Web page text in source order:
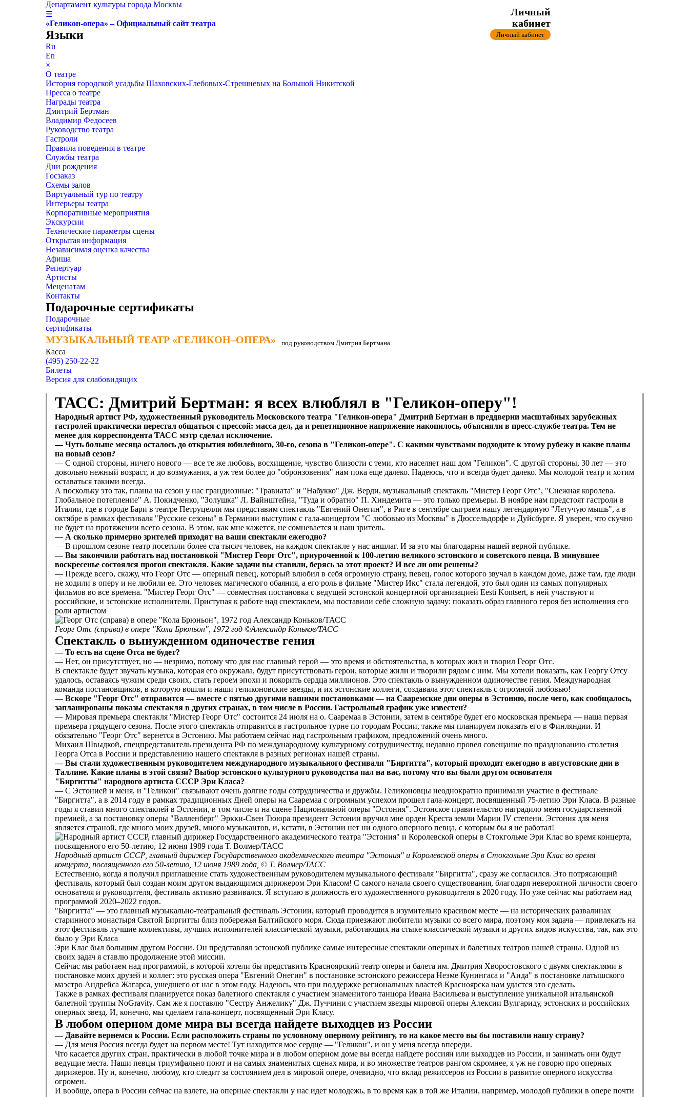
Департамент культуры города Москвы
☰
«Геликон-опера» – Официальный сайт театра
Языки
Ru
En
×
О театре
История городской усадьбы Шаховских-Глебовых-Стрешневых на Большой Никитской
Пресса о театре
Награды театра
Дмитрий Бертман
Владимир Федосеев
Руководство театра
Гастроли
Правила поведения в театре
Службы театра
Дни рождения
Госзаказ
Схемы залов
Виртуальный тур по театру
Интерьеры театра
Корпоративные мероприятия
Экскурсии
Технические параметры сцены
Открытая информация
Независимая оценка качества
Афиша
Репертуар
Артисты
Меценатам
Контакты
Подарочные сертификаты
Подарочные
сертификаты
МУЗЫКАЛЬНЫЙ ТЕАТР «ГЕЛИКОН–ОПЕРА»
МУЗЫКАЛЬНЫЙ ТЕАТР «ГЕЛИКОН–ОПЕРА» под руководством Дмитрия Бертмана
Касса
(495) 250-22-22
Личный
кабинет
Личный кабинет
Билеты
Версия для слабовидящих
ТАСС: Дмитрий Бертман: я всех влюблял в "Геликон-оперу"!
Народный артист РФ, художественный руководитель Московского театра "Геликон-опера" Дмитрий Бертман в преддверии масштабных зарубежных
гастролей практически перестал общаться с прессой: масса дел, да и репетиционное напряжение накопилось, объясняли в пресс-службе театра. Тем не
менее для корреспондента ТАСС мэтр сделал исключение.
— Чуть больше месяца осталось до открытия юбилейного, 30-го, сезона в "Геликон-опере". С какими чувствами подходите к этому рубежу и какие планы
на новый сезон?
— С одной стороны, ничего нового — все те же любовь, восхищение, чувство близости с теми, кто населяет наш дом "Геликон". С другой стороны, 30 лет — это
довольно нежный возраст, и до возмужания, а уж тем более до "обронзовения" нам пока еще далеко. Надеюсь, что и всегда будет далеко. Мы молодой театр и хотим
оставаться такими всегда.
А поскольку это так, планы на сезон у нас грандиозные: "Травиата" и "Набукко" Дж. Верди, музыкальный спектакль "Мистер Георг Отс", "Снежная королева.
Глобальное потепление" А. Покидченко, "Золушка" Л. Вайнштейна, "Туда и обратно" П. Хиндемита — это только премьеры. В ноябре нам предстоят гастроли в
Италии, где в городе Бари в театре Петруцелли мы представим спектакль "Евгений Онегин", в Риге в сентябре сыграем нашу легендарную "Летучую мышь", а в
октябре в рамках фестиваля "Русские сезоны" в Германии выступим с гала-концертом "С любовью из Москвы" в Дюссельдорфе и Дуйсбурге. Я уверен, что скучно
не будет на протяжении всего сезона. В этом, как мне кажется, не сомневается и наш зритель.
— А сколько примерно зрителей приходят на ваши спектакли ежегодно?
— В прошлом сезоне театр посетили более ста тысяч человек, на каждом спектакле у нас аншлаг. И за это мы благодарны нашей верной публике.
— Вы закончили работать над постановкой "Мистер Георг Отс", приуроченной к 100-летию великого эстонского и советского певца. В минувшее
воскресенье состоялся прогон спектакля. Какие задачи вы ставили, берясь за этот проект? И все ли они решены?
— Прежде всего, скажу, что Георг Отс — оперный певец, который влюбил в себя огромную страну, певец, голос которого звучал в каждом доме, даже там, где люди
не ходили в оперу и не любили ее. Это человек магического обаяния, а его роль в фильме "Мистер Икс" стала легендой, это был один из самых популярных
фильмов во все времена. "Мистер Георг Отс" — совместная постановка с ведущей эстонской концертной организацией Eesti Kontsert, в ней участвуют и
российские, и эстонские исполнители. Приступая к работе над спектаклем, мы поставили себе сложную задачу: показать образ главного героя без исполнения его
роли артистом
Георг Отс (справа) в опере "Кола Брюньон", 1972 год ©Александр Коньков/ТАСС
Спектакль о вынужденном одиночестве гения
— То есть на сцене Отса не будет?
— Нет, он присутствует, но — незримо, потому что для нас главный герой — это время и обстоятельства, в которых жил и творил Георг Отс.
В спектакле будет звучать музыка, которая его окружала, будут присутствовать герои, которые жили и творили рядом с ним. Мы хотели показать, как Георгу Отсу
удалось, оставаясь чужим среди своих, стать героем эпохи и покорить сердца миллионов. Это спектакль о вынужденном одиночестве гения. Международная
команда постановщиков, в которую вошли и наши геликоновские звезды, и их эстонские коллеги, создавала этот спектакль с огромной любовью!
— Вскоре "Георг Отс" отправится — вместе с пятью другими вашими постановками — на Сааремские дни оперы в Эстонию, после чего, как сообщалось,
запланированы показы спектакля в других странах, в том числе в России. Гастрольный график уже известен?
— Мировая премьера спектакля "Мистер Георг Отс" состоится 24 июля на о. Сааремаа в Эстонии, затем в сентябре будет его московская премьера — наша первая
премьера грядущего сезона. После этого спектакль отправится в гастрольное турне по городам России, также мы планируем показать его в Финляндии. И
обязательно "Георг Отс" вернется в Эстонию. Мы работаем сейчас над гастрольным графиком, предложений очень много.
Михаил Швыдкой, спецпредставитель президента РФ по международному культурному сотрудничеству, недавно провел совещание по празднованию столетия
Георга Отса в России и представлению нашего спектакля в разных регионах нашей страны.
— Вы стали художественным руководителем международного музыкального фестиваля "Биргитта", который проходит ежегодно в августовские дни в
Таллине. Какие планы в этой связи? Выбор эстонского культурного руководства пал на вас, потому что вы были другом основателя
"Биргитты" народного артиста СССР Эри Класа?
— С Эстонией и меня, и "Геликон" связывают очень долгие годы сотрудничества и дружбы. Геликоновцы неоднократно принимали участие в фестивале
"Биргитта", а в 2014 году в рамках традиционных Дней оперы на Сааремаа с огромным успехом прошел гала-концерт, посвященный 75-летию Эри Класа. В разные
годы я ставил много спектаклей в Эстонии, в том числе и на сцене Национальной оперы "Эстония". Эстонское правительство наградило меня государственной
премией, а за постановку оперы "Валленберг" Эркки-Свен Тююра президент Эстонии вручил мне орден Креста земли Марии IV степени. Эстония для меня
является страной, где много моих друзей, много музыкантов, и, кстати, в Эстонии нет ни одного оперного певца, с которым бы я не работал!
Народный артист СССР, главный дирижер Государственного академического театра "Эстония" и Королевской оперы в Стокгольме Эри Клас во время
концерта, посвященного его 50-летию, 12 июня 1989 года, © Т. Волмер/ТАСС
Естественно, когда я получил приглашение стать художественным руководителем музыкального фестиваля "Биргитта", сразу же согласился. Это потрясающий
фестиваль, который был создан моим другом выдающимся дирижером Эри Класом! С самого начала своего существования, благодаря невероятной личности своего
основателя и руководителя, фестиваль активно развивался. Я вступаю в должность его художественного руководителя в 2020 году. Но уже сейчас мы работаем над
программой 2020–2022 годов.
"Биргитта" — это главный музыкально-театральный фестиваль Эстонии, который проводится в изумительно красивом месте — на исторических развалинах
старинного монастыря Святой Биргитты близ побережья Балтийского моря. Сюда приезжают любители музыки со всего мира, поэтому моя задача — привлекать на
этот фестиваль лучшие коллективы, лучших исполнителей классической музыки, работающих на стыке классической музыки и других видов искусства, так, как это
было у Эри Класа
Эри Клас был большим другом России. Он представлял эстонской публике самые интересные спектакли оперных и балетных театров нашей страны. Одной из
своих задач я ставлю продолжение этой миссии.
Сейчас мы работаем над программой, в которой хотели бы представить Красноярский театр оперы и балета им. Дмитрия Хворостовского с двумя спектаклями в
постановке моих друзей и коллег: это русская опера "Евгений Онегин" в постановке эстонского режиссера Неэме Кунингаса и "Аида" в постановке латышского
маэстро Андрейса Жагарса, ушедшего от нас в этом году. Надеюсь, что при поддержке региональных властей Красноярска нам удастся это сделать.
Также в рамках фестиваля планируется показ балетного спектакля с участием знаменитого танцора Ивана Васильева и выступление уникальной итальянской
балетной труппы NoGravity. Сам же я поставлю "Сестру Анжелику" Дж. Пуччини с участием звезды мировой оперы Алексии Вулгариду, эстонских и российских
оперных звезд. И, конечно, мы сделаем гала-концерт, посвященный Эри Класу.
В любом оперном доме мира вы всегда найдете выходцев из России
— Давайте вернемся к России. Если расположить страны по условному оперному рейтингу, то на какое место вы бы поставили нашу страну?
— Для меня Россия всегда будет на первом месте! Тут находится мое сердце — "Геликон", и он у меня всегда впереди.
Что касается других стран, практически в любой точке мира и в любом оперном доме вы всегда найдете россиян или выходцев из России, и занимать они будут
ведущие места. Наши певцы триумфально поют и на самых знаменитых сценах мира, и во множестве театров рангом скромнее, я уж не говорю про оперных
дирижеров. Ну и, конечно, любому, кто следит за состоянием дел в мировой опере, очевидно, что вклад режиссеров из России в развитие оперного искусства
огромен.
И вообще, опера в России сейчас на взлете, на оперные спектакли у нас идет молодежь, в то время как в той же Италии, например, молодой публики в опере почти